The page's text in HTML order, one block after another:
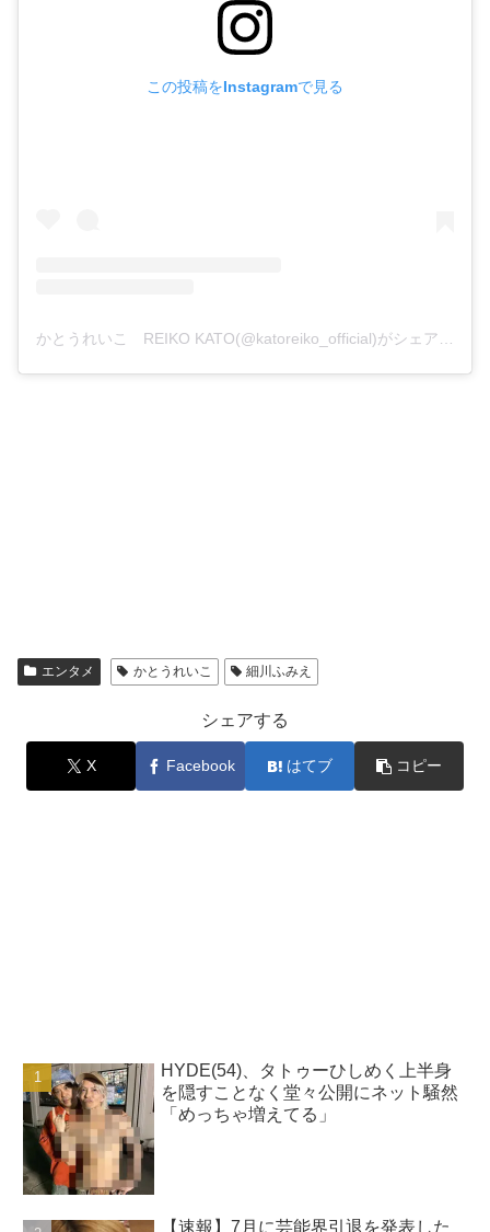
この投稿をInstagramで見る
かとうれいこ REIKO KATO(@katoreiko_official)がシェアした投稿
エンタメ かとうれいこ 細川ふみえ
シェアする
X Facebook はてブ コピー
HYDE(54)、タトゥーひしめく上半身
を隠すことなく堂々公開にネット騒然
「めっちゃ増えてる」
【速報】7月に芸能界引退を発表した